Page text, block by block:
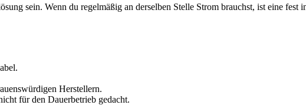
sein. Wenn du regelmäßig an derselben Stelle Strom brauchst, ist eine fest
Herstellern.
für den Dauerbetrieb gedacht.